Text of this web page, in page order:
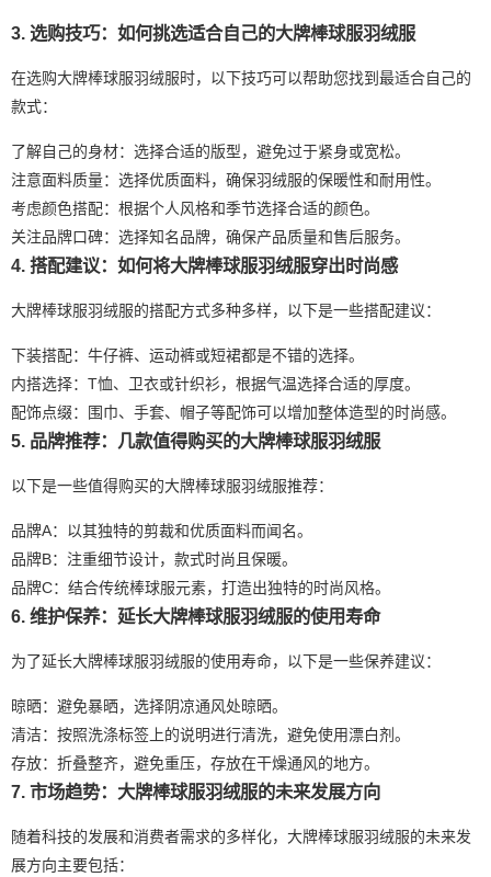
3. 选购技巧：如何挑选适合自己的大牌棒球服羽绒服
在选购大牌棒球服羽绒服时，以下技巧可以帮助您找到最适合自己的
款式：
了解自己的身材：选择合适的版型，避免过于紧身或宽松。
注意面料质量：选择优质面料，确保羽绒服的保暖性和耐用性。
考虑颜色搭配：根据个人风格和季节选择合适的颜色。
关注品牌口碑：选择知名品牌，确保产品质量和售后服务。
4. 搭配建议：如何将大牌棒球服羽绒服穿出时尚感
大牌棒球服羽绒服的搭配方式多种多样，以下是一些搭配建议：
下装搭配：牛仔裤、运动裤或短裙都是不错的选择。
内搭选择：T恤、卫衣或针织衫，根据气温选择合适的厚度。
配饰点缀：围巾、手套、帽子等配饰可以增加整体造型的时尚感。
5. 品牌推荐：几款值得购买的大牌棒球服羽绒服
以下是一些值得购买的大牌棒球服羽绒服推荐：
品牌A：以其独特的剪裁和优质面料而闻名。
品牌B：注重细节设计，款式时尚且保暖。
品牌C：结合传统棒球服元素，打造出独特的时尚风格。
6. 维护保养：延长大牌棒球服羽绒服的使用寿命
为了延长大牌棒球服羽绒服的使用寿命，以下是一些保养建议：
晾晒：避免暴晒，选择阴凉通风处晾晒。
清洁：按照洗涤标签上的说明进行清洗，避免使用漂白剂。
存放：折叠整齐，避免重压，存放在干燥通风的地方。
7. 市场趋势：大牌棒球服羽绒服的未来发展方向
随着科技的发展和消费者需求的多样化，大牌棒球服羽绒服的未来发
展方向主要包括：